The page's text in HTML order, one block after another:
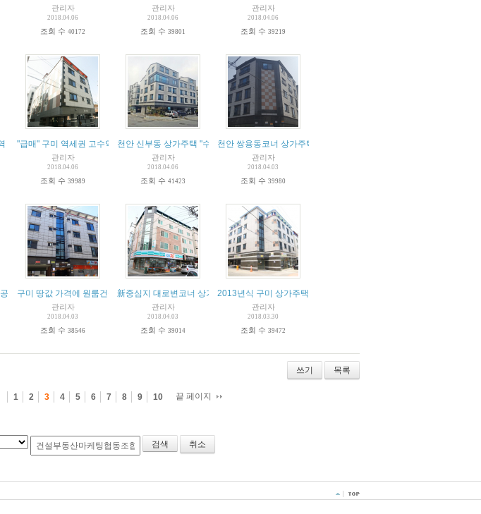
관리자
2018.04.06
조회 수 40172
관리자
2018.04.06
조회 수 39801
관리자
2018.04.06
조회 수 39219
다세대 통매매
"급매" 구미 역세권 고수익 다가구주택
관리자
2018.04.06
조회 수 39989
천안 신부동 상가주택 "수익률10%"
관리자
2018.04.06
조회 수 41423
천안 쌍용동코너 상가주택
관리자
2018.04.03
조회 수 39980
장)급매
구미 땅값 가격에 원룸건물 급매
관리자
2018.04.03
조회 수 38546
新중심지 대로변코너 상가형주택
관리자
2018.04.03
조회 수 39014
2013년식 구미 상가주택 매매
관리자
2018.03.30
조회 수 39472
쓰기 목록
1 2 3 4 5 6 7 8 9 10 끝 페이지
취소